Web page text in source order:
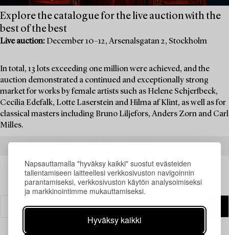
Napsauttamalla "hyväksy kaikki" suostut evästeiden
tallentamiseen laitteellesi verkkosivuston navigoinnin
parantamiseksi, verkkosivuston käytön analysoimiseksi
ja markkinointimme mukauttamiseksi.
Hyväksy kaikki
Explore the catalogue for the live auction with the
best of the best
Live auction: December 10–12, Arsenalsgatan 2, Stockholm
In total, 13 lots exceeding one million were achieved, and the
auction demonstrated a continued and exceptionally strong
market for works by female artists such as Helene Schjerfbeck,
Cecilia Edefalk, Lotte Laserstein and Hilma af Klint, as well as for
classical masters including Bruno Liljefors, Anders Zorn and Carl
Milles.